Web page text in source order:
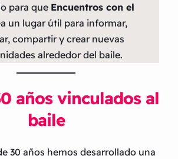
para que Encuentros con el
un lugar útil para informar,
compartir y crear nuevas
alrededor del baile.
años vinculados al
baile
30 años hemos desarrollado una